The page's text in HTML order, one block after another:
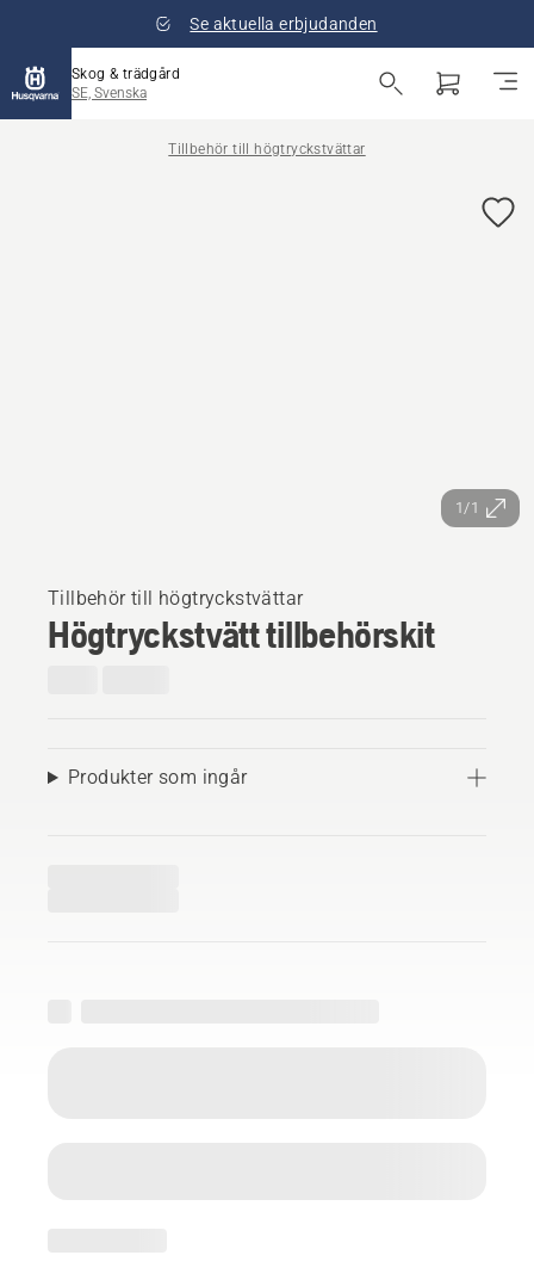
Se aktuella erbjudanden
Skog & trädgård
SE, Svenska
Tillbehör till högtryckstvättar
1/1
Tillbehör till högtryckstvättar
Högtryckstvätt tillbehörskit
Produkter som ingår